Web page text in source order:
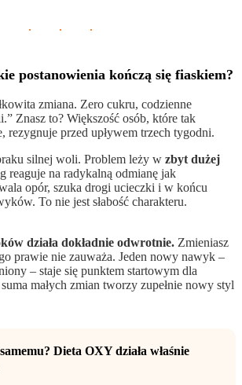
· · ·
postanowienia kończą się fiaskiem?
zmiana. Zero cukru, codzienne
Znasz to? Większość osób, które tak
rezygnuje przed upływem trzech tygodni.
silnej woli. Problem leży w zbyt dużej
reaguje na radykalną odmianę jak
opór, szuka drogi ucieczki i w końcu
To nie jest słabość charakteru.
działa dokładnie odwrotnie. Zmieniasz
prawie nie zauważa. Jeden nowy nawyk –
– staje się punktem startowym dla
małych zmian tworzy zupełnie nowy styl
Dieta OXY działa właśnie